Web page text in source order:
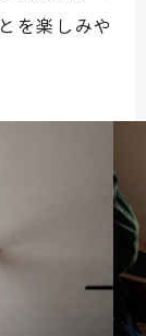
を楽しみや